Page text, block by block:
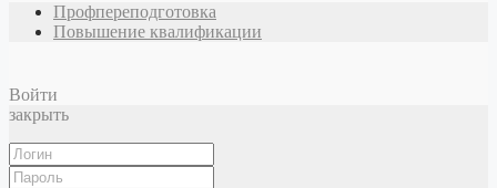
Профпереподготовка
Повышение квалификации
Войти
закрыть